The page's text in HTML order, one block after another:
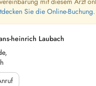
Sie die Online-Buchung.
heinrich Laubach